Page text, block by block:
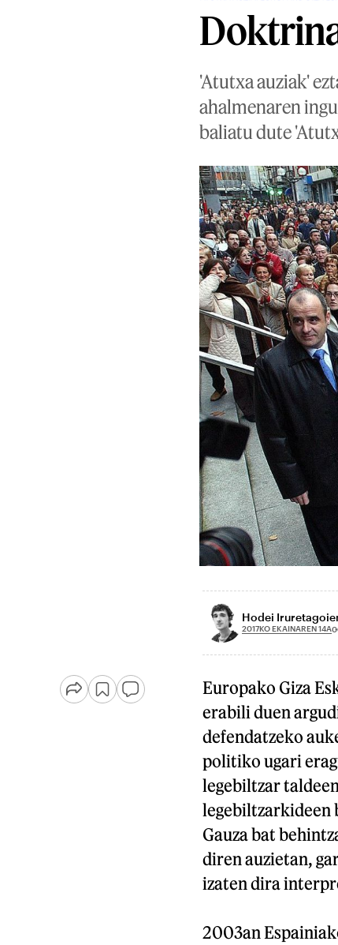
'Atutxa auziak'
ahalmenaren
baliatu dute
Hodei
2017KO EKAINAREN 14A
Europako Giza
erabili duen
defendatzeko
politiko ugari
legebiltzar
legebiltzarkideen
Gauza bat
diren auzietan,
izaten dira
2003an